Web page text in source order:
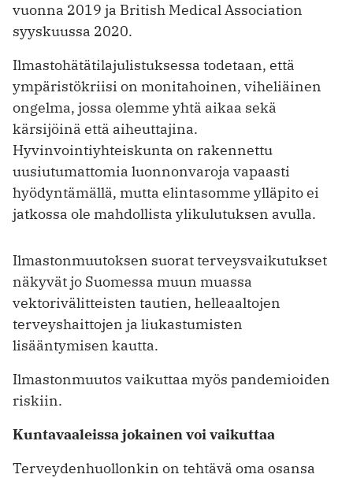
vuonna 2019 ja British Medical Association
syyskuussa 2020.
Ilmastohätätilajulistuksessa todetaan, että
ympäristökriisi on monitahoinen, viheliäinen
ongelma, jossa olemme yhtä aikaa sekä
kärsijöinä että aiheuttajina.
Hyvinvointiyhteiskunta on rakennettu
uusiutumattomia luonnonvaroja vapaasti
hyödyntämällä, mutta elintasomme ylläpito ei
jatkossa ole mahdollista ylikulutuksen avulla.
Ilmastonmuutoksen suorat terveysvaikutukset
näkyvät jo Suomessa muun muassa
vektorivälitteisten tautien, helleaaltojen
terveyshaittojen ja liukastumisten
lisääntymisen kautta.
Ilmastonmuutos vaikuttaa myös pandemioiden
riskiin.
Kuntavaaleissa jokainen voi vaikuttaa
Terveydenhuollonkin on tehtävä oma osansa